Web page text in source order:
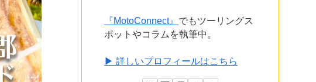
『MotoConnect』 でもツーリングス
ポットやコラムを執筆中。
▶ 詳しいプロフィールはこちら